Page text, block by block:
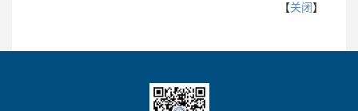
【关闭】